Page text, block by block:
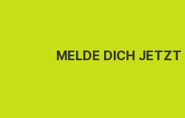
MELDE DICH JETZT